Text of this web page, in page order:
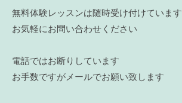
無料体験レッスンは随時受け付けています
お気軽にお問い合わせください
電話ではお断りしています
お手数ですがメールでお願い致します